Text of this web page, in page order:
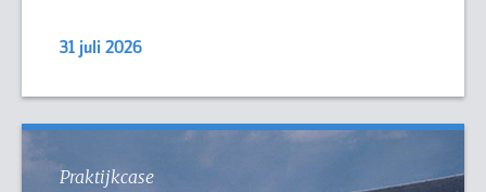
31 juli 2026
Praktijkcase